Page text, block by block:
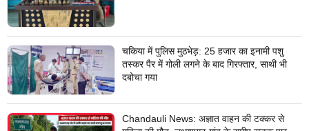
चकिया में पुलिस मुठभेड़: 25 हजार का इनामी पशु
तस्कर पैर में गोली लगने के बाद गिरफ्तार, साथी भी
दबोचा गया
Chandauli News: अज्ञात वाहन की टक्कर से